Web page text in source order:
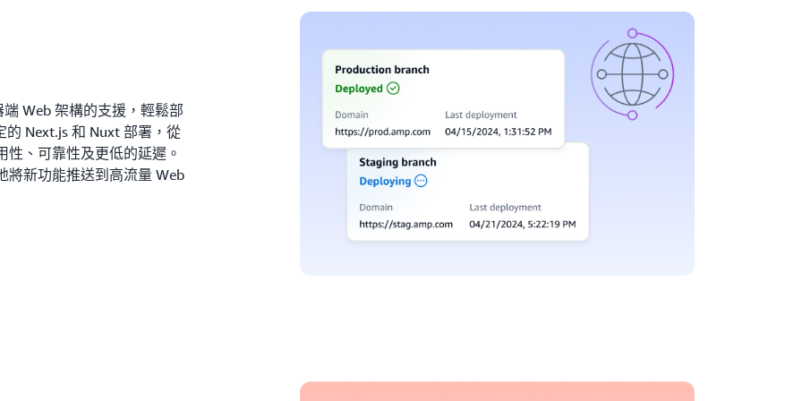
Web 架構的支援，輕鬆部
Next.js 和 Nuxt 部署，從
、可靠性及更低的延遲。
將新功能推送到高流量 Web